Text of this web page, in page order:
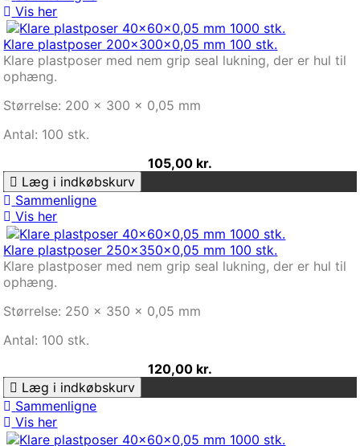
Vis her
Klare plastposer 200x300x0,05 mm 100 stk.
Klare plastposer med nem grip seal lukning, der er hul til
ophæng.
Størrelse: 200 x 300 x 0,05 mm
Antal: 100 stk.
105,00 kr.
Læg i indkøbskurv
Sammenligne
Vis her
Klare plastposer 250x350x0,05 mm 100 stk.
Klare plastposer med nem grip seal lukning, der er hul til
ophæng.
Størrelse: 250 x 350 x 0,05 mm
Antal: 100 stk.
120,00 kr.
Læg i indkøbskurv
Sammenligne
Vis her